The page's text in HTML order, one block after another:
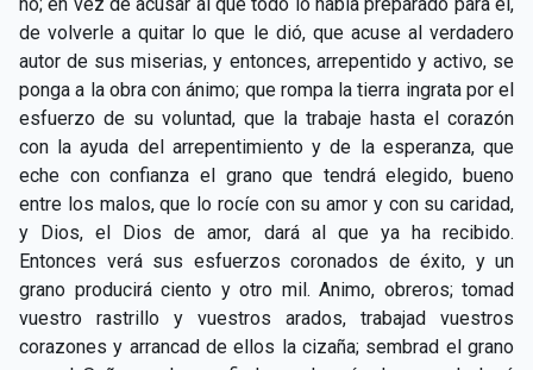
de volverle a quitar lo que le dió, que acuse al verdadero
autor de sus miserias, y entonces, arrepentido y activo, se
ponga a la obra con ánimo; que rompa la tierra ingrata por el
esfuerzo de su voluntad, que la trabaje hasta el corazón
con la ayuda del arrepentimiento y de la esperanza, que
eche con confianza el grano que tendrá elegido, bueno
entre los malos, que lo rocíe con su amor y con su caridad,
y Dios, el Dios de amor, dará al que ya ha recibido.
Entonces verá sus esfuerzos coronados de éxito, y un
grano producirá ciento y otro mil. Animo, obreros; tomad
vuestro rastrillo y vuestros arados, trabajad vuestros
corazones y arrancad de ellos la cizaña; sembrad el grano